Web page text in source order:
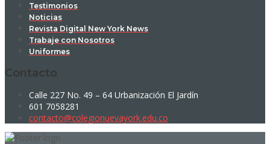
Testimonios
Noticias
Revista Digital New York News
Trabaje con Nosotros
Uniformes
Contacto
Calle 227 No. 49 – 64 Urbanización El Jardín
601 7058281
contacto@colegionuevayork.edu.co